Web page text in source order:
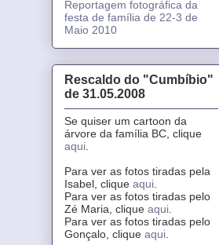
Reportagem fotográfica da
festa de família de 22-3 de
Maio 2010
Rescaldo do "Cumbíbio"
de 31.05.2008
Se quiser um cartoon da
árvore da família BC, clique
aqui
Para ver as fotos tiradas pela
Isabel, clique aqui
Para ver as fotos tiradas pelo
Zé Maria, clique aqui
Para ver as fotos tiradas pelo
Gonçalo, clique aqui